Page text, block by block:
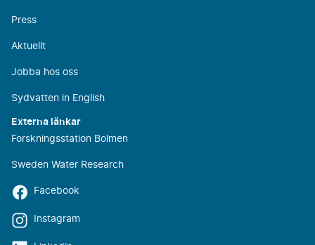
Press
Aktuellt
Jobba hos oss
Sydvatten in English
Externa länkar
Forskningsstation Bolmen
Sweden Water Research
Facebook
Instagram